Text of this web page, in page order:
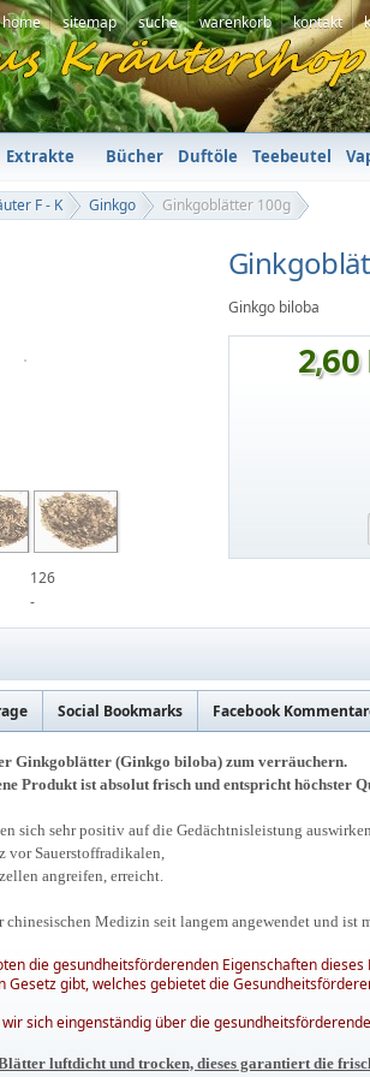
home sitemap suche warenkorb kontakt
Extrakte Bücher Duftöle Teebeutel
F - K Ginkgo Ginkgoblätter 100g
126
-
Ginkgo biloba
2,60
Social Bookmarks Facebook
Ginkgoblätter (Ginkgo biloba) zum verräuchern.
Produkt ist absolut frisch und entspricht höchster
sich sehr positiv auf die Gedächtnisleistung
vor Sauerstoffradikalen,
angreifen, erreicht.
Medizin seit langem angewendet und ist
die gesundheitsförderenden Eigenschaften dieses
Gesetz gibt, welches gebietet die
sich eingenständig über die
luftdicht und trocken, dieses garantiert die